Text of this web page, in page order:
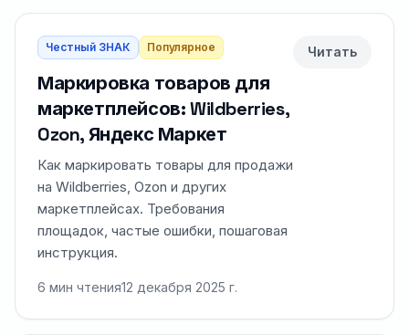
Честный ЗНАК Популярное
Маркировка товаров для
маркетплейсов: Wildberries,
Ozon, Яндекс Маркет
Как маркировать товары для продажи
на Wildberries, Ozon и других
маркетплейсах. Требования
площадок, частые ошибки, пошаговая
инструкция.
6 мин чтения12 декабря 2025 г.
Читать